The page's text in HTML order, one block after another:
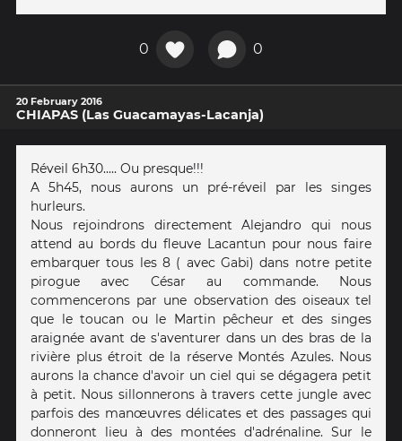
0 0
20 February 2016
CHIAPAS (Las Guacamayas-Lacanja)
Réveil 6h30..... Ou presque!!!
A 5h45, nous aurons un pré-réveil par les singes
hurleurs.
Nous rejoindrons directement Alejandro qui nous
attend au bords du fleuve Lacantun pour nous faire
embarquer tous les 8 ( avec Gabi) dans notre petite
pirogue avec César au commande. Nous
commencerons par une observation des oiseaux tel
que le toucan ou le Martin pêcheur et des singes
araignée avant de s'aventurer dans un des bras de la
rivière plus étroit de la réserve Montés Azules. Nous
aurons la chance d'avoir un ciel qui se dégagera petit
à petit. Nous sillonnerons à travers cette jungle avec
parfois des manœuvres délicates et des passages qui
donneront lieu à des montées d'adrénaline. Sur le